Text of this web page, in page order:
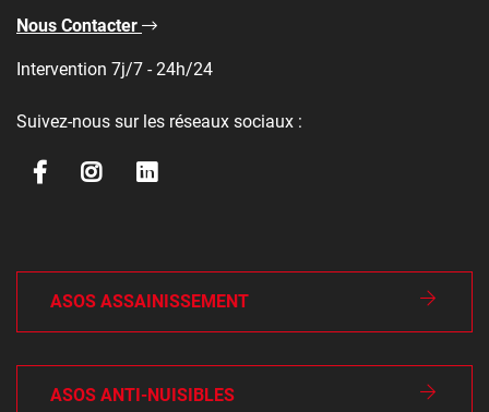
Nous Contacter
Intervention 7j/7 - 24h/24
Suivez-nous sur les réseaux sociaux :
ASOS ASSAINISSEMENT
ASOS ANTI-NUISIBLES